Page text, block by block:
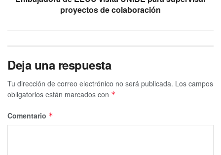
proyectos de colaboración
Deja una respuesta
Tu dirección de correo electrónico no será publicada. Los campos
obligatorios están marcados con *
Comentario *